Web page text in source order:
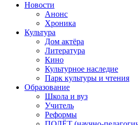
Новости
Анонс
Хроника
Культура
Дом актёра
Литература
Кино
Культурное наследие
Парк культуры и чтения
Образование
Школа и вуз
Учитель
Реформы